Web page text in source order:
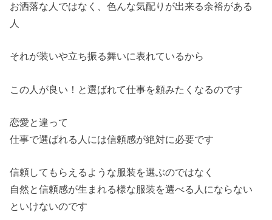
お洒落な人ではなく、色んな気配りが出来る余裕がある
人
それが装いや立ち振る舞いに表れているから
この人が良い！と選ばれて仕事を頼みたくなるのです
恋愛と違って
仕事で選ばれる人には信頼感が絶対に必要です
信頼してもらえるような服装を選ぶのではなく
自然と信頼感が生まれる様な服装を選べる人にならない
といけないのです